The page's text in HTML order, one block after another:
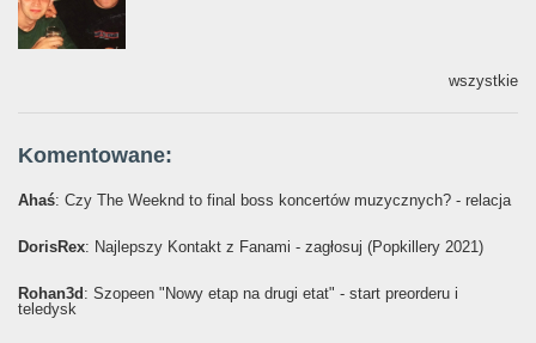
wszystkie
Komentowane:
Ahaś: Czy The Weeknd to final boss koncertów muzycznych? - relacja
DorisRex: Najlepszy Kontakt z Fanami - zagłosuj (Popkillery 2021)
Rohan3d : Szopeen "Nowy etap na drugi etat" - start preorderu i
teledysk